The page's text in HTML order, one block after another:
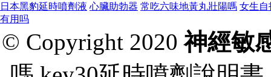
日本黑豹延時噴劑液 心臟助勃器 常吃六味地黃丸壯陽嗎 女生自
有用吗
© Copyright 2020神經敏